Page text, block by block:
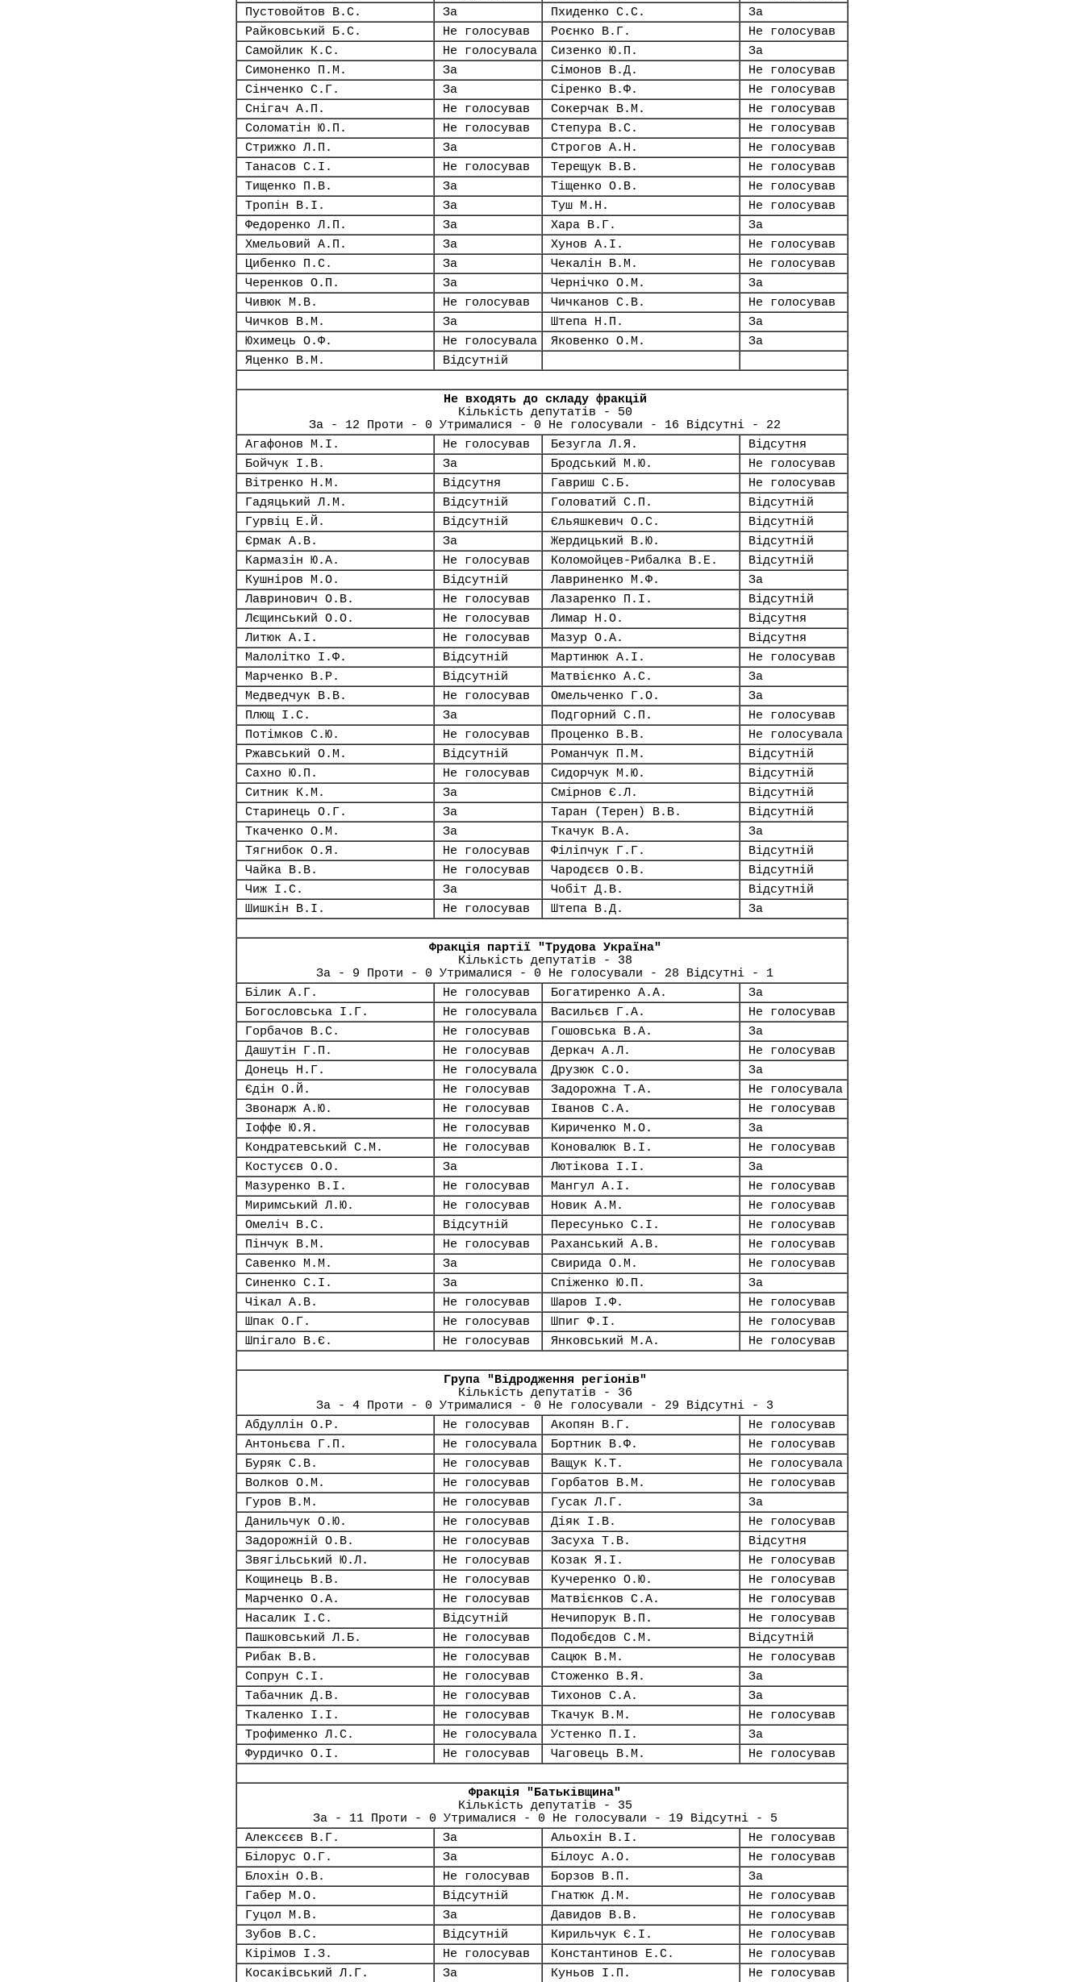
Пустовойтов В.С.
За Пхиденко С.С.
За
Райковський Б.С.
Не голосував Роєнко В.Г.
Не голосував
Самойлик К.С.
Не голосувала Сизенко Ю.П.
За
Симоненко П.М.
За Сімонов В.Д.
Не голосував
Сінченко С.Г.
За Сіренко В.Ф.
Не голосував
Снігач А.П.
Не голосував Сокерчак В.М.
Не голосував
Соломатін Ю.П.
Не голосував Степура В.С.
Не голосував
Стрижко Л.П.
За Строгов А.Н.
Не голосував
Танасов С.І.
Не голосував Терещук В.В.
Не голосував
Тищенко П.В.
За Тіщенко О.В.
Не голосував
Тропін В.І.
За Туш М.Н.
Не голосував
Федоренко Л.П.
За Хара В.Г.
За
Хмельовий А.П.
За Хунов А.І.
Не голосував
Цибенко П.С.
За Чекалін В.М.
Не голосував
Черенков О.П.
За Чернічко О.М.
За
Чивюк М.В.
Не голосував Чичканов С.В.
Не голосував
Чичков В.М.
За Штепа Н.П.
За
Юхимець О.Ф.
Не голосувала Яковенко О.М.
За
Яценко В.М.
Відсутній
Не входять до складу фракцій
Кількість депутатів - 50
За - 12 Проти - 0 Утрималися - 0 Не голосували - 16 Відсутні - 22
Агафонов М.І.
Не голосував Безугла Л.Я.
Відсутня
Бойчук І.В.
За Бродський М.Ю.
Не голосував
Вітренко Н.М.
Відсутня Гавриш С.Б.
Не голосував
Гадяцький Л.М.
Відсутній Головатий С.П.
Відсутній
Гурвіц Е.Й.
Відсутній Єльяшкевич О.С.
Відсутній
Єрмак А.В.
За Жердицький В.Ю.
Відсутній
Кармазін Ю.А.
Не голосував Коломойцев-Рибалка В.Е.
Відсутній
Кушніров М.О.
Відсутній Лавриненко М.Ф.
За
Лавринович О.В.
Не голосував Лазаренко П.І.
Відсутній
Лєщинський О.О.
Не голосував Лимар Н.О.
Відсутня
Литюк А.І.
Не голосував Мазур О.А.
Відсутня
Малолітко І.Ф.
Відсутній Мартинюк А.І.
Не голосував
Марченко В.Р.
Відсутній Матвієнко А.С.
За
Медведчук В.В.
Не голосував Омельченко Г.О.
За
Плющ І.С.
За Подгорний С.П.
Не голосував
Потімков С.Ю.
Не голосував Проценко В.В.
Не голосувала
Ржавський О.М.
Відсутній Романчук П.М.
Відсутній
Сахно Ю.П.
Не голосував Сидорчук М.Ю.
Відсутній
Ситник К.М.
За Смірнов Є.Л.
Відсутній
Старинець О.Г.
За Таран (Терен) В.В.
Відсутній
Ткаченко О.М.
За Ткачук В.А.
За
Тягнибок О.Я.
Не голосував Філіпчук Г.Г.
Відсутній
Чайка В.В.
Не голосував Чародєєв О.В.
Відсутній
Чиж І.С.
За Чобіт Д.В.
Відсутній
Шишкін В.І.
Не голосував Штепа В.Д. За
Фракція партії "Трудова Україна"
Кількість депутатів - 38
За - 9 Проти - 0 Утрималися - 0 Не голосували - 28 Відсутні - 1
Білик А.Г.
Не голосував Богатиренко А.А.
За
Богословська І.Г.
Не голосувала Васильєв Г.А.
Не голосував
Горбачов В.С.
Не голосував Гошовська В.А.
За
Дашутін Г.П.
Не голосував Деркач А.Л.
Не голосував
Донець Н.Г.
Не голосувала Друзюк С.О.
За
Єдін О.Й.
Не голосував Задорожна Т.А.
Не голосувала
Звонарж А.Ю.
Не голосував Іванов С.А.
Не голосував
Іоффе Ю.Я.
Не голосував Кириченко М.О.
За
Кондратевський С.М.
Не голосував Коновалюк В.І.
Не голосував
Костусєв О.О.
За Лютікова І.І.
За
Мазуренко В.І.
Не голосував Мангул А.І.
Не голосував
Миримський Л.Ю.
Не голосував Новик А.М.
Не голосував
Омеліч В.С.
Відсутній Пересунько С.І.
Не голосував
Пінчук В.М.
Не голосував Раханський А.В.
Не голосував
Савенко М.М.
За Свирида О.М.
Не голосував
Синенко С.І.
За Спіженко Ю.П.
За
Чікал А.В.
Не голосував Шаров І.Ф.
Не голосував
Шпак О.Г.
Не голосував Шпиг Ф.І.
Не голосував
Шпігало В.Є.
Не голосував Янковський М.А. Не голосував
Група "Відродження регіонів"
Кількість депутатів - 36
За - 4 Проти - 0 Утрималися - 0 Не голосували - 29 Відсутні - 3
Абдуллін О.Р.
Не голосував Акопян В.Г.
Не голосував
Антоньєва Г.П.
Не голосувала Бортник В.Ф.
Не голосував
Буряк С.В.
Не голосував Ващук К.Т.
Не голосувала
Волков О.М.
Не голосував Горбатов В.М.
Не голосував
Гуров В.М.
Не голосував Гусак Л.Г.
За
Данильчук О.Ю.
Не голосував Діяк І.В.
Не голосував
Задорожній О.В.
Не голосував Засуха Т.В.
Відсутня
Звягільський Ю.Л.
Не голосував Козак Я.І.
Не голосував
Кощинець В.В.
Не голосував Кучеренко О.Ю.
Не голосував
Марченко О.А.
Не голосував Матвієнков С.А.
Не голосував
Насалик І.С.
Відсутній Нечипорук В.П.
Не голосував
Пашковський Л.Б.
Не голосував Подобєдов С.М.
Відсутній
Рибак В.В.
Не голосував Сацюк В.М.
Не голосував
Сопрун С.І.
Не голосував Стоженко В.Я.
За
Табачник Д.В.
Не голосував Тихонов С.А.
За
Ткаленко І.І.
Не голосував Ткачук В.М.
Не голосував
Трофименко Л.С.
Не голосувала Устенко П.І.
За
Фурдичко О.І.
Не голосував Чаговець В.М. Не голосував
Фракція "Батьківщина"
Кількість депутатів - 35
За - 11 Проти - 0 Утрималися - 0 Не голосували - 19 Відсутні - 5
Алексєєв В.Г.
За Альохін В.І.
Не голосував
Білорус О.Г.
За Білоус А.О.
Не голосував
Блохін О.В.
Не голосував Борзов В.П.
За
Габер М.О.
Відсутній Гнатюк Д.М.
Не голосував
Гуцол М.В.
За Давидов В.В.
Не голосував
Зубов В.С.
Відсутній Кирильчук Є.І.
Не голосував
Кірімов І.З.
Не голосував Константинов Е.С.
Не голосував
Косаківський Л.Г.
За Куньов І.П. Не голосував